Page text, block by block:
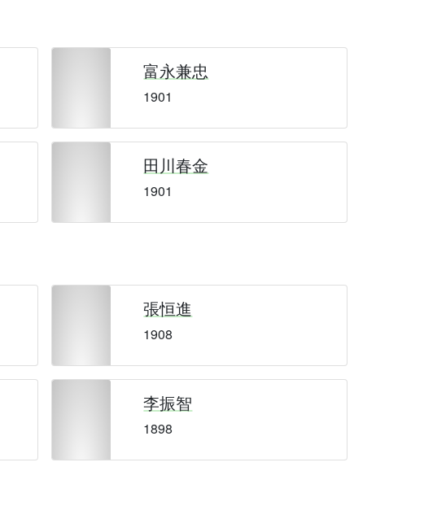
富永兼忠
1901
田川春金
1901
張恒進
1908
李振智
1898